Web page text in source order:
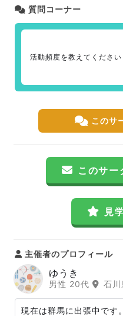
質問コーナー
活動頻度を教えてください
このサ
このサー
見
主催者のプロフィール
ゆうき
男性 20代 石川
現在は群馬に出張中です。